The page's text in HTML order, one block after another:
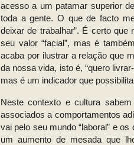
acesso a um patamar superior
toda a gente. O que de facto
deixar de trabalhar”. É certo
seu valor “facial”, mas é
acaba por ilustrar a relação que
da nossa vida, isto é, “quero
mas é um indicador que
Neste contexto e cultura
associados a comportamentos
vai pelo seu mundo “laboral” e
um aumento de mesada que